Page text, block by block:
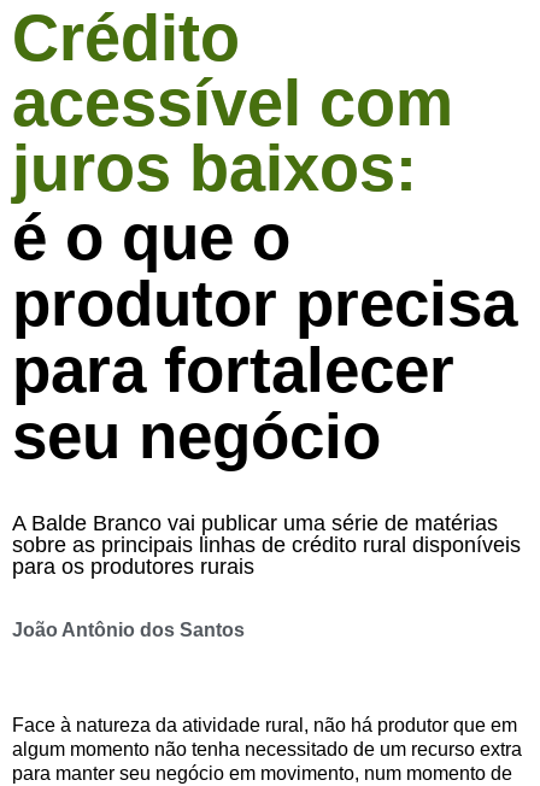
Crédito
acessível com
juros baixos:
é o que o
produtor precisa
para fortalecer
seu negócio
A Balde Branco vai publicar uma série de matérias
sobre as principais linhas de crédito rural disponíveis
para os produtores rurais
João Antônio dos Santos
Face à natureza da atividade rural, não há produtor que em
algum momento não tenha necessitado de um recurso extra
para manter seu negócio em movimento, num momento de